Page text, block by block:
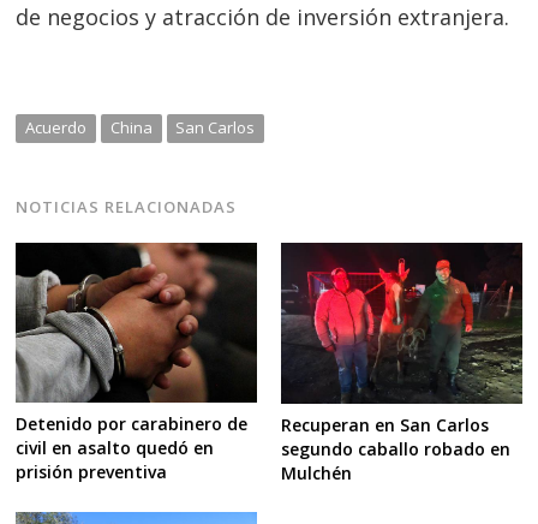
de negocios y atracción de inversión extranjera.
Acuerdo China San Carlos
NOTICIAS RELACIONADAS
Detenido por carabinero de
civil en asalto quedó en
prisión preventiva
Recuperan en San Carlos
segundo caballo robado en
Mulchén